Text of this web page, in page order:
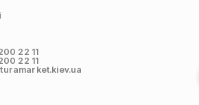
22 11
22 11